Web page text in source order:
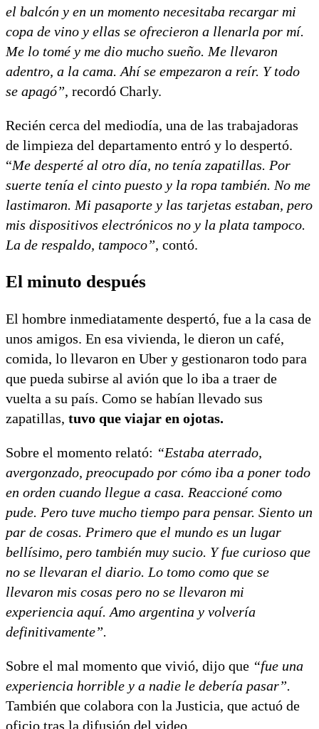
el balcón y en un momento necesitaba recargar mi
copa de vino y ellas se ofrecieron a llenarla por mí.
Me lo tomé y me dio mucho sueño. Me llevaron
adentro, a la cama. Ahí se empezaron a reír. Y todo
se apagó”, recordó Charly.
Recién cerca del mediodía, una de las trabajadoras
de limpieza del departamento entró y lo despertó.
“Me desperté al otro día, no tenía zapatillas. Por
suerte tenía el cinto puesto y la ropa también. No me
lastimaron. Mi pasaporte y las tarjetas estaban, pero
mis dispositivos electrónicos no y la plata tampoco.
La de respaldo, tampoco”, contó.
El minuto después
El hombre inmediatamente despertó, fue a la casa de
unos amigos. En esa vivienda, le dieron un café,
comida, lo llevaron en Uber y gestionaron todo para
que pueda subirse al avión que lo iba a traer de
vuelta a su país. Como se habían llevado sus
zapatillas, tuvo que viajar en ojotas.
Sobre el momento relató: “Estaba aterrado,
avergonzado, preocupado por cómo iba a poner todo
en orden cuando llegue a casa. Reaccioné como
pude. Pero tuve mucho tiempo para pensar. Siento un
par de cosas. Primero que el mundo es un lugar
bellísimo, pero también muy sucio. Y fue curioso que
no se llevaran el diario. Lo tomo como que se
llevaron mis cosas pero no se llevaron mi
experiencia aquí. Amo argentina y volvería
definitivamente”.
Sobre el mal momento que vivió, dijo que “fue una
experiencia horrible y a nadie le debería pasar”.
También que colabora con la Justicia, que actuó de
oficio tras la difusión del video.